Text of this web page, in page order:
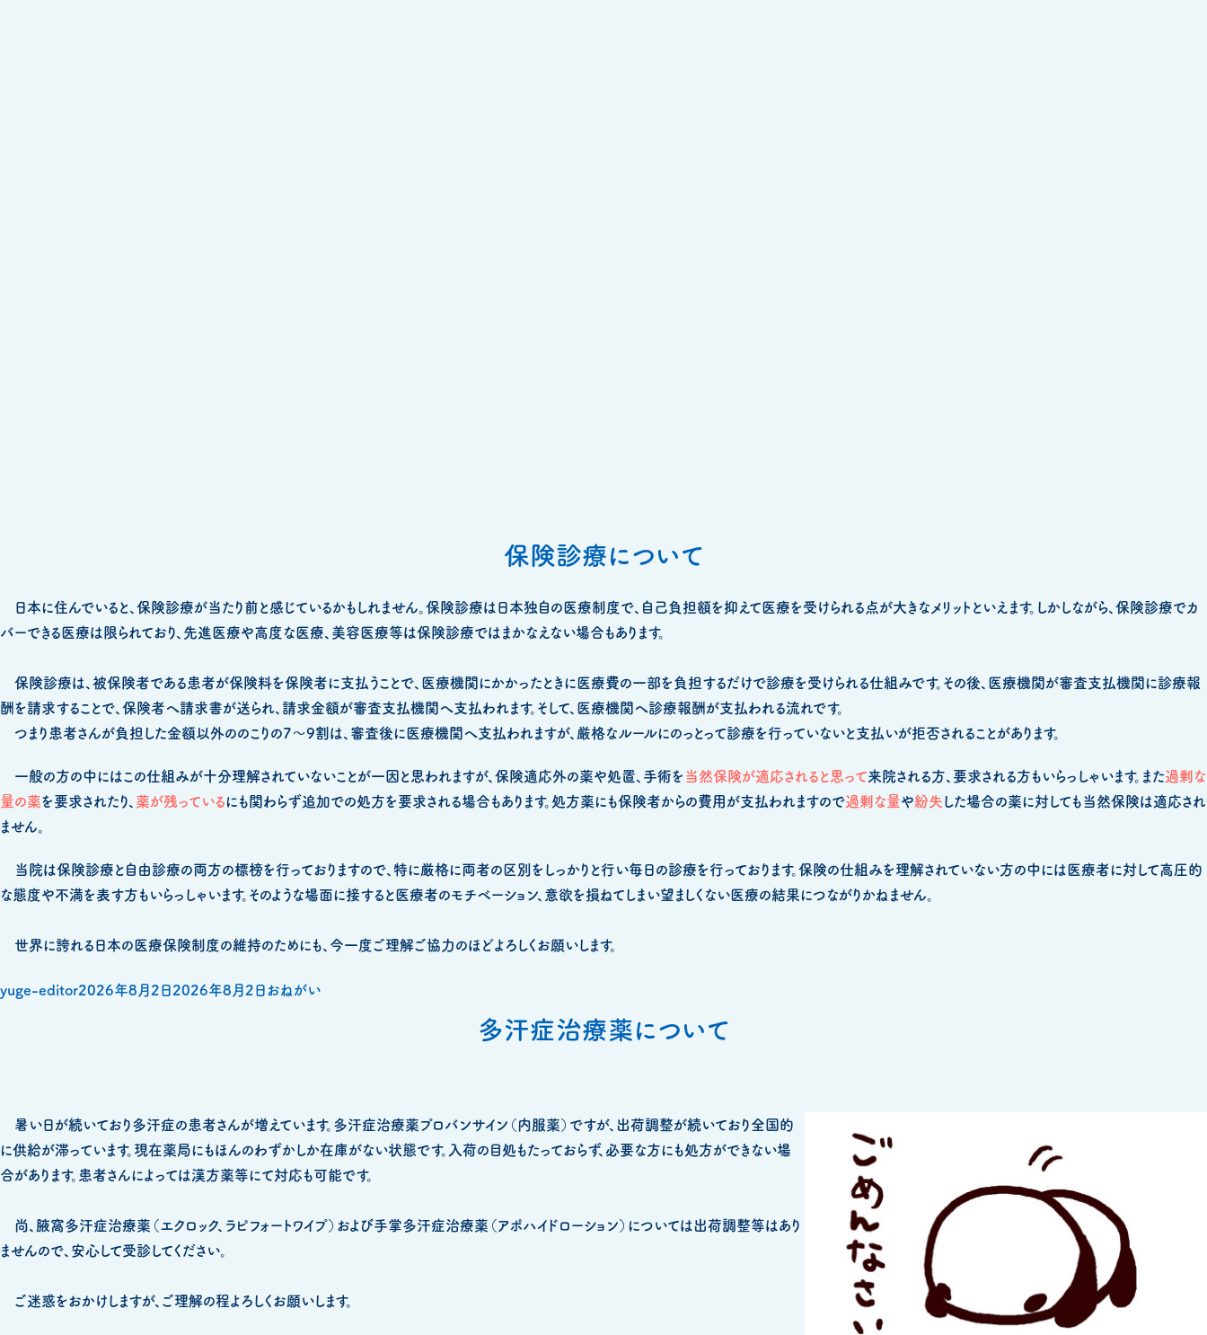
保険診療について
日本に住んでいると、保険診療が当たり前と感じているかもしれません。保険診療は日本独自の医療制度で、自己負担額を抑えて医療を受けられる点が大きなメリットといえます。しかしながら、保険診療でカ
バーできる医療は限られており、先進医療や高度な医療、美容医療等は保険診療ではまかなえない場合もあります。
保険診療は、被保険者である患者が保険料を保険者に支払うことで、医療機関にかかったときに医療費の一部を負担するだけで診療を受けられる仕組みです。その後、医療機関が審査支払機関に診療報
酬を請求することで、保険者へ請求書が送られ、請求金額が審査支払機関へ支払われます。そして、医療機関へ診療報酬が支払われる流れです。
つまり患者さんが負担した金額以外ののこりの7～9割は、審査後に医療機関へ支払われますが、厳格なルールにのっとって診療を行っていないと支払いが拒否されることがあります。
一般の方の中にはこの仕組みが十分理解されていないことが一因と思われますが、保険適応外の薬や処置、手術を 当然保険が適応されると思って来院される方、要求される方もいらっしゃいます。また過剰な
量の薬を要求されたり、 薬が残っているにも関わらず追加での処方を要求される場合もあります。処方薬にも保険者からの費用が支払われますので過剰な量や紛失した場合の薬に対しても当然保険は適応され
ません。
当院は保険診療と自由診療の両方の標榜を行っておりますので、特に厳格に両者の区別をしっかりと行い毎日の診療を行っております。保険の仕組みを理解されていない方の中には医療者に対して高圧的
な態度や不満を表す方もいらっしゃいます。そのような場面に接すると医療者のモチベーション、意欲を損ねてしまい望ましくない医療の結果につながりかねません。
世界に誇れる日本の医療保険制度の維持のためにも、今一度ご理解ご協力のほどよろしくお願いします。
投
yuge-editor投
2026年8月2日2026年8月2日 カ
おねがい
多汗症治療薬について
暑い日が続いており多汗症の患者さんが増えています。多汗症治療薬プロバンサイン（内服薬）ですが、出荷調整が続いており全国的
に供給が滞っています。現在薬局にもほんのわずかしか在庫がない状態です。入荷の目処もたっておらず、必要な方にも処方ができない場
合があります。患者さんによっては漢方薬等にて対応も可能です。
尚、腋窩多汗症治療薬（エクロック、ラピフォートワイプ）および手掌多汗症治療薬（アポハイドローション）については出荷調整等はあり
ませんので、安心して受診してください。
ご迷惑をおかけしますが、ご理解の程よろしくお願いします。